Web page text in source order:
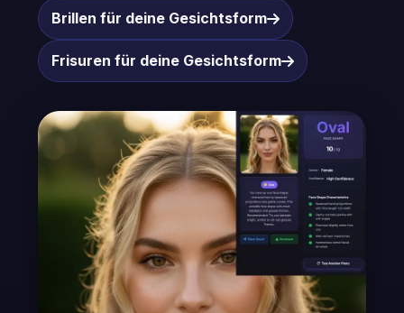
Brillen für deine Gesichtsform
Frisuren für deine Gesichtsform